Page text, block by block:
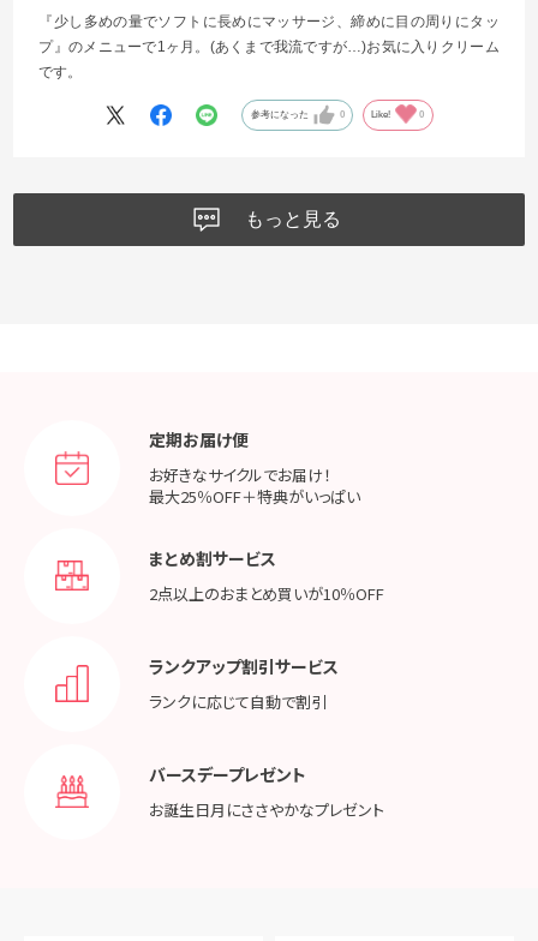
『少し多めの量でソフトに長めにマッサージ、締めに目の周りにタッ
プ』のメニューで1ヶ月。(あくまで我流ですが…)お気に入りクリーム
です。
参考になった 0 Like! 0
もっと見る
定期お届け便
お好きなサイクルでお届け！
最大25％OFF＋特典がいっぱい
まとめ割サービス
2点以上のおまとめ買いが10％OFF
ランクアップ割引サービス
ランクに応じて自動で割引
バースデープレゼント
お誕生日月にささやかなプレゼント